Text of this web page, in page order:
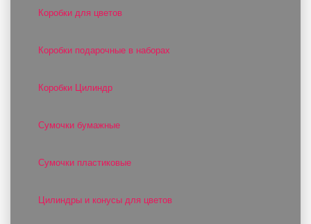
Коробки для цветов
Коробки подарочные в наборах
Коробки Цилиндр
Сумочки бумажные
Сумочки пластиковые
Цилиндры и конусы для цветов